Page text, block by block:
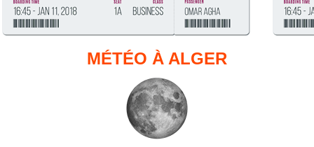
MÉTÉO À ALGER